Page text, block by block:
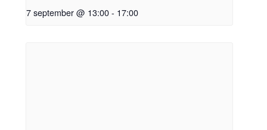
7 september @ 13:00 - 17:00